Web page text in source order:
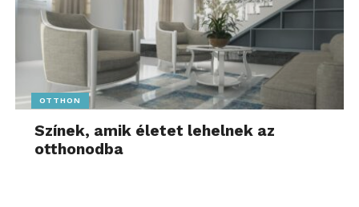
OTTHON
Színek, amik életet lehelnek az
otthonodba